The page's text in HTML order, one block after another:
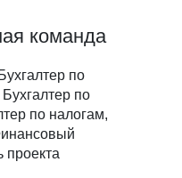
команда
по
по
по налогам,
проекта